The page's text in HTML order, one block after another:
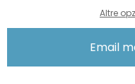
Nero
Nero
NER
Altre
Email